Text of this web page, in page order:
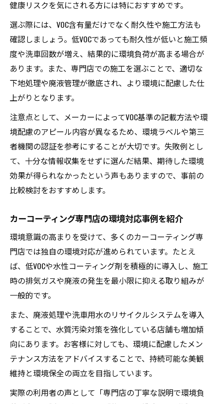
カーコーティングで洗車頻度がどう変わる
のか
洗車削減によるCO2排出量低減の効果検証
持続可能性を高める洗車とカーコーティン
グの関係
カーコーティング後の適切な洗車方法とは
洗車回数と環境負荷軽減の最新データを紹
介
低VOCカーコーティング製品の動向解説
低VOCカーコーティングの最新技術と選び方
環境対応型カーコーティング製品の特徴比
較
有機質ハイブリッドカーコーティングの可
低VOCコーティングのメリットとデメリット
を整理
今注目のおすすめカーコーティング製品動
向
専門店選びが環境配慮に及ぼす影響とは
方
信頼できる専門店が持続可能性に与える影
響
専門店の施工環境とカーコーティング品質
おすすめ専門店が提案する環境対応策とは
健康リスクを気にされる方には特におすすめです。
選ぶ際には、VOC含有量だけでなく耐久性や施工方法も
確認しましょう。低VOCであっても耐久性が低いと施工頻
度や洗車回数が増え、結果的に環境負荷が高まる場合が
あります。また、専門店での施工を選ぶことで、適切な
下地処理や廃液管理が徹底され、より環境に配慮した仕
上がりとなります。
注意点として、メーカーによってVOC基準の記載方法や環
境配慮のアピール内容が異なるため、環境ラベルや第三
者機関の認証を参考にすることが大切です。失敗例とし
て、十分な情報収集をせずに選んだ結果、期待した環境
効果が得られなかったという声もありますので、事前の
比較検討をおすすめします。
カーコーティング専門店の環境対応事例を紹介
環境意識の高まりを受けて、多くのカーコーティング専
門店では独自の環境対応が進められています。たとえ
ば、低VOCや水性コーティング剤を積極的に導入し、施工
時の排気ガスや廃液の発生を最小限に抑える取り組みが
一般的です。
また、廃液処理や洗車用水のリサイクルシステムを導入
することで、水質汚染対策を強化している店舗も増加傾
向にあります。お客様に対しても、環境に配慮したメン
テナンス方法をアドバイスすることで、持続可能な美観
維持と環境保全の両立を目指しています。
実際の利用者の声として「専門店の丁寧な説明で環境負